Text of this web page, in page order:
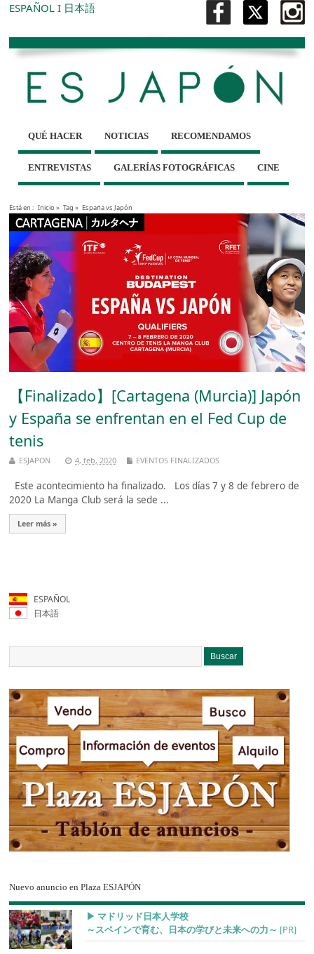
ESPAÑOL I 日本語
QUÉ HACER NOTICIAS RECOMENDAMOS
ENTREVISTAS GALERÍAS FOTOGRÁFICAS CINE
Está en : Inicio» Tag » España vs Japón
【Finalizado】[Cartagena (Murcia)] Japón
y España se enfrentan en el Fed Cup de
tenis
ESJAPON 4, feb, 2020 EVENTOS FINALIZADOS
Este acontecimiento ha finalizado. Los días 7 y 8 de febrero de
2020 La Manga Club será la sede ...
Leer más »
ESPAÑOL
日本語
Nuevo anuncio en Plaza ESJAPÓN
▶︎ マドリッド日本人学校
～スペインで育む、日本の学びと未来への力～ [PR]